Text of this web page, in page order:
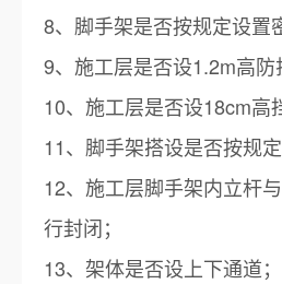
8、脚手架是否按规定设置
9、施工层是否设1.2m高防
10、施工层是否设18cm高
11、脚手架搭设是否按规
12、施工层脚手架内立杆
行封闭；
13、架体是否设上下通道；